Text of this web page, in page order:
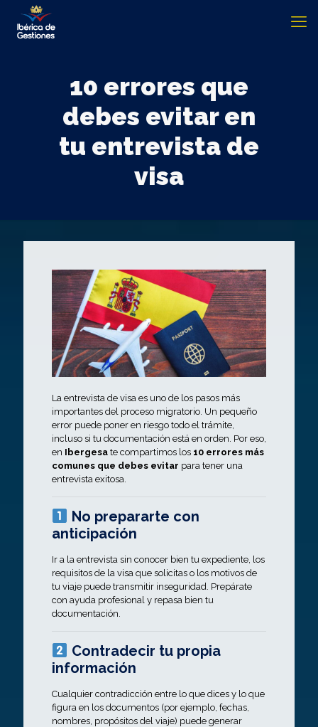
10 errores que
debes evitar en
tu entrevista de
visa
La entrevista de visa es uno de los pasos más
importantes del proceso migratorio. Un pequeño
error puede poner en riesgo todo el trámite,
incluso si tu documentación está en orden. Por eso,
en Ibergesa te compartimos los 10 errores más
comunes que debes evitar para tener una
entrevista exitosa.
No prepararte con
anticipación
Ir a la entrevista sin conocer bien tu expediente, los
requisitos de la visa que solicitas o los motivos de
tu viaje puede transmitir inseguridad. Prepárate
con ayuda profesional y repasa bien tu
documentación.
Contradecir tu propia
información
Cualquier contradicción entre lo que dices y lo que
figura en los documentos (por ejemplo, fechas,
nombres, propósitos del viaje) puede generar